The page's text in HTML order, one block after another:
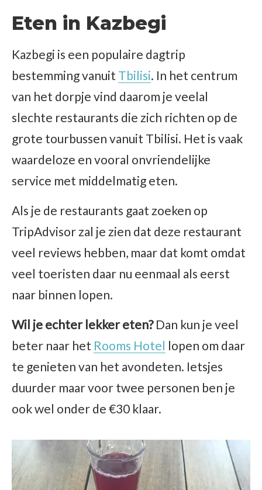
Eten in Kazbegi
Kazbegi is een populaire dagtrip
bestemming vanuit Tbilisi. In het centrum
van het dorpje vind daarom je veelal
slechte restaurants die zich richten op de
grote tourbussen vanuit Tbilisi. Het is vaak
waardeloze en vooral onvriendelijke
service met middelmatig eten.
Als je de restaurants gaat zoeken op
TripAdvisor zal je zien dat deze restaurant
veel reviews hebben, maar dat komt omdat
veel toeristen daar nu eenmaal als eerst
naar binnen lopen.
Wil je echter lekker eten?Dan kun je veel
beter naar het Rooms Hotel lopen om daar
te genieten van het avondeten. Ietsjes
duurder maar voor twee personen ben je
ook wel onder de €30 klaar.